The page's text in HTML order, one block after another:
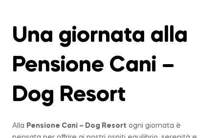
Una giornata alla
Pensione Cani –
Dog Resort
Alla Pensione Cani – Dog Resort ogni giornata è